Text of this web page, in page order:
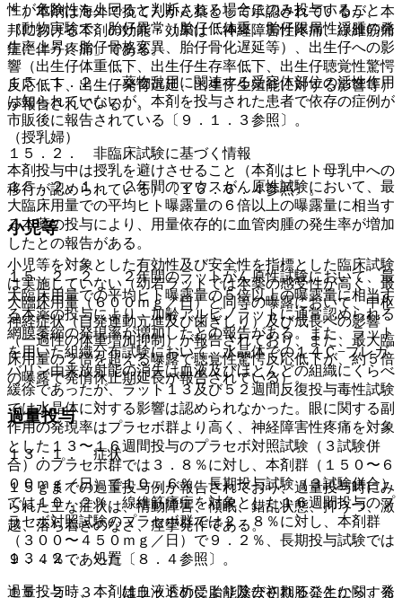
＊）本剤は海外で抗てんかん薬として承認されているが、本
邦における本剤の効能・効果は「神経障害性疼痛、線維筋痛
症に伴う疼痛」である。
１５．１．２． 薬物乱用に関連する受容体部位の活性作用
は知られていないが、本剤を投与された患者で依存の症例が
市販後に報告されている〔９．１．３参照〕。
１５．２． 非臨床試験に基づく情報
１５．２．１． ２年間のマウスがん原性試験において、最
大臨床用量での平均ヒト曝露量の６倍以上の曝露量に相当す
る本薬の投与により、用量依存的に血管肉腫の発生率が増加
したとの報告がある。
１５．２．２． ２年間のラットがん原性試験において、最
大臨床用量での平均ヒト曝露量の５倍以上の曝露量に相当す
る本薬の投与により、加齢アルビノラットに通常認められる
網膜萎縮の発現率が増加したとの報告がある。また、ラット
を用いた組織分布試験において、水晶体での１４Ｃ−プレガ
バリン由来放射能の消失は血液及びほとんどの組織にくらべ
緩徐であったが、ラット１３及び５２週間反復投与毒性試験
では水晶体に対する影響は認められなかった。眼に関する副
作用の発現率はプラセボ群より高く、神経障害性疼痛を対象
とした１３〜１６週間投与のプラセボ対照試験（３試験併
合）のプラセボ群では３．８％に対し、本剤群（１５０〜６
００ｍｇ／日）で１０．６％、長期投与試験（３試験併合）
では１０．２％、線維筋痛症を対象とした１６週間投与のプ
ラセボ対照試験のプラセボ群では２．８％に対し、本剤群
（３００〜４５０ｍｇ／日）で９．２％、長期投与試験では
９．４％であった〔８．４参照〕。
１５．２．３． 雄ラットの受胎能及び初期胚発生に関する
性が危険性を上回ると判断される場合にのみ投与すること
（動物実験で、胎仔異常（胎仔低体重、胎仔限局性浮腫の発
生率上昇、胎仔骨格変異、胎仔骨化遅延等）、出生仔への影
響（出生仔体重低下、出生仔生存率低下、出生仔聴覚性驚愕
反応低下、出生仔発育遅延、出生仔生殖能に対する影響等）
が報告されている）。
（授乳婦）
本剤投与中は授乳を避けさせること（本剤はヒト母乳中への
移行が認められている）〔１６．６．４参照〕。
小児等
小児等を対象とした有効性及び安全性を指標とした臨床試験
は実施していない（幼若ラットでは本薬の感受性が高く、最
大臨床用量（６００ｍｇ／日）と同等の曝露において、中枢
神経症状（自発運動亢進及び歯ぎしり）及び成長への影響
（一過性の体重増加抑制）が報告されており、また、最大臨
床用量の２倍を超える曝露で聴覚性驚愕反応低下が、約５倍
の曝露で発情休止期延長が報告されている）。
過量投与
１３．１． 症状
１５ｇまでの過量投与例が報告されており、過量投与時にみ
られた主な症状は、情動障害、傾眠、錯乱状態、抑うつ、激
越、落ち着きのなさ、痙攣発作である。
１３．２． 処置
過量投与時、本剤は血液透析により除去されることから、発